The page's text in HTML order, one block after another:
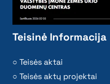
Teisinė Informacija
Teisės aktai
Teisės aktų projektai